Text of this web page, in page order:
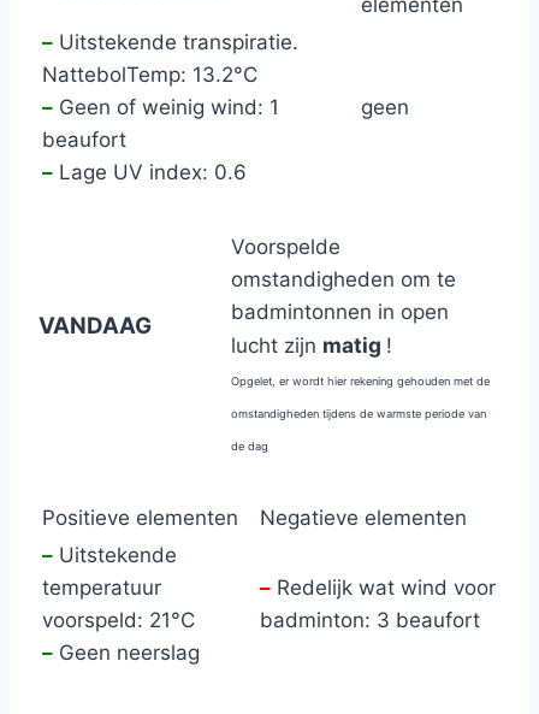
elementen
– Uitstekende transpiratie.
NattebolTemp: 13.2°C
– Geen of weinig wind: 1
beaufort
– Lage UV index: 0.6
geen
VANDAAG
Voorspelde
omstandigheden om te
badmintonnen in open
lucht zijn matig !
Opgelet, er wordt hier rekening gehouden met de
omstandigheden tijdens de warmste periode van
de dag
Positieve elementen
Negatieve elementen
– Uitstekende
temperatuur
voorspeld: 21°C
– Geen neerslag
– Redelijk wat wind voor
badminton: 3 beaufort